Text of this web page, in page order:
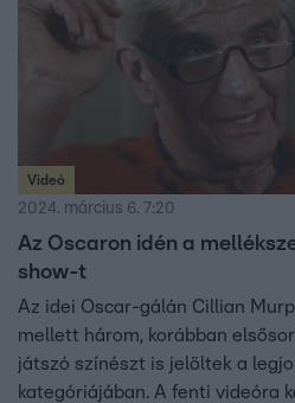
Videó
2024. március 6. 7:20
Az Oscaron idén a
show-t
Az idei Oscar-gálán Cillian
mellett három, korábban
játszó színészt is jelöltek a
kategóriájában. A fenti videóra